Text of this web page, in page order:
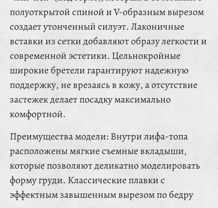
полуоткрытой спиной и V-образным вырезом
создает утонченный силуэт. Лаконичные
вставки из сетки добавляют образу легкости и
современной эстетики. Цельнокройные
широкие бретели гарантируют надежную
поддержку, не врезаясь в кожу, а отсутствие
застежек делает посадку максимально
комфортной.
Преимущества модели: Внутри лифа-топа
расположены мягкие съемные вкладыши,
которые позволяют деликатно моделировать
форму груди. Классические плавки с
эффектным завышенным вырезом по бедру